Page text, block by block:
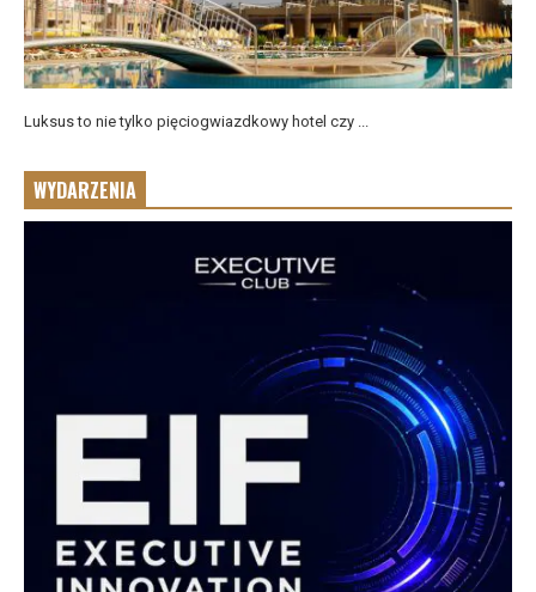
Luksus to nie tylko pięciogwiazdkowy hotel czy ...
WYDARZENIA